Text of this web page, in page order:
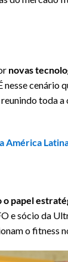
novas
É nesse cenário
, reunindo toda
América
papel
e sócio da
o fitness